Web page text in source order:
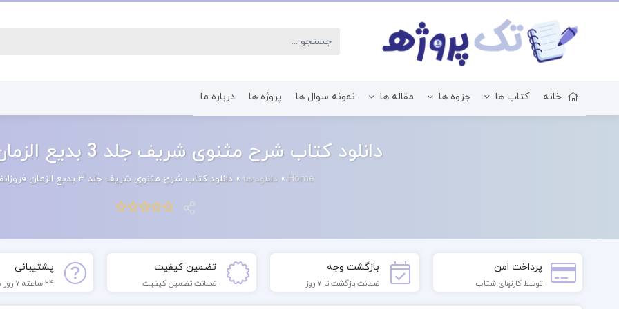
خانه کتاب ها
زبان و ادبیات فارسی کتاب رشته اقتصاد کتاب رشته
جزوه ها مقاله ها نمونه سوال ها پروژه ها درباره ما
دانلود کتاب شرح مثنوی شریف جلد 3 بدیع الزمان فروزانفر
Home
» دانلود ها » دانلود کتاب شرح مثنوی شریف جلد 3 بدیع الزمان فروزانفر
پرداخت امن
توسط کارتهای شتاب
بازگشت وجه
ضمانت بازگشت تا 7 روز
تضمین کیفیت
ضمانت تضمین کیفیت
پشتیبانی
24 ساعته 7 روز هفته